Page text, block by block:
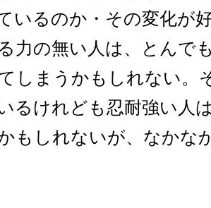
いるのか・その変化が
力の無い人は、とんで
しまうかもしれない。
るけれども忍耐強い人
もしれないが、なかな